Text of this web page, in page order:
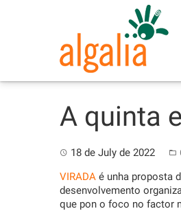
A quinta
18 de July de 2022
VIRADA é unha proposta
desenvolvemento
que pon o foco no factor